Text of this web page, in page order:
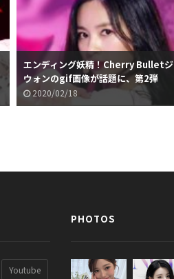
エンディング妖精！Cherry Bulletジ
ウォンのgif画像が話題に、第2弾
2020/02/18
Youtube
PHOTOS